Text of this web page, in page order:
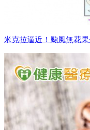
米克拉逼近！颱風無花